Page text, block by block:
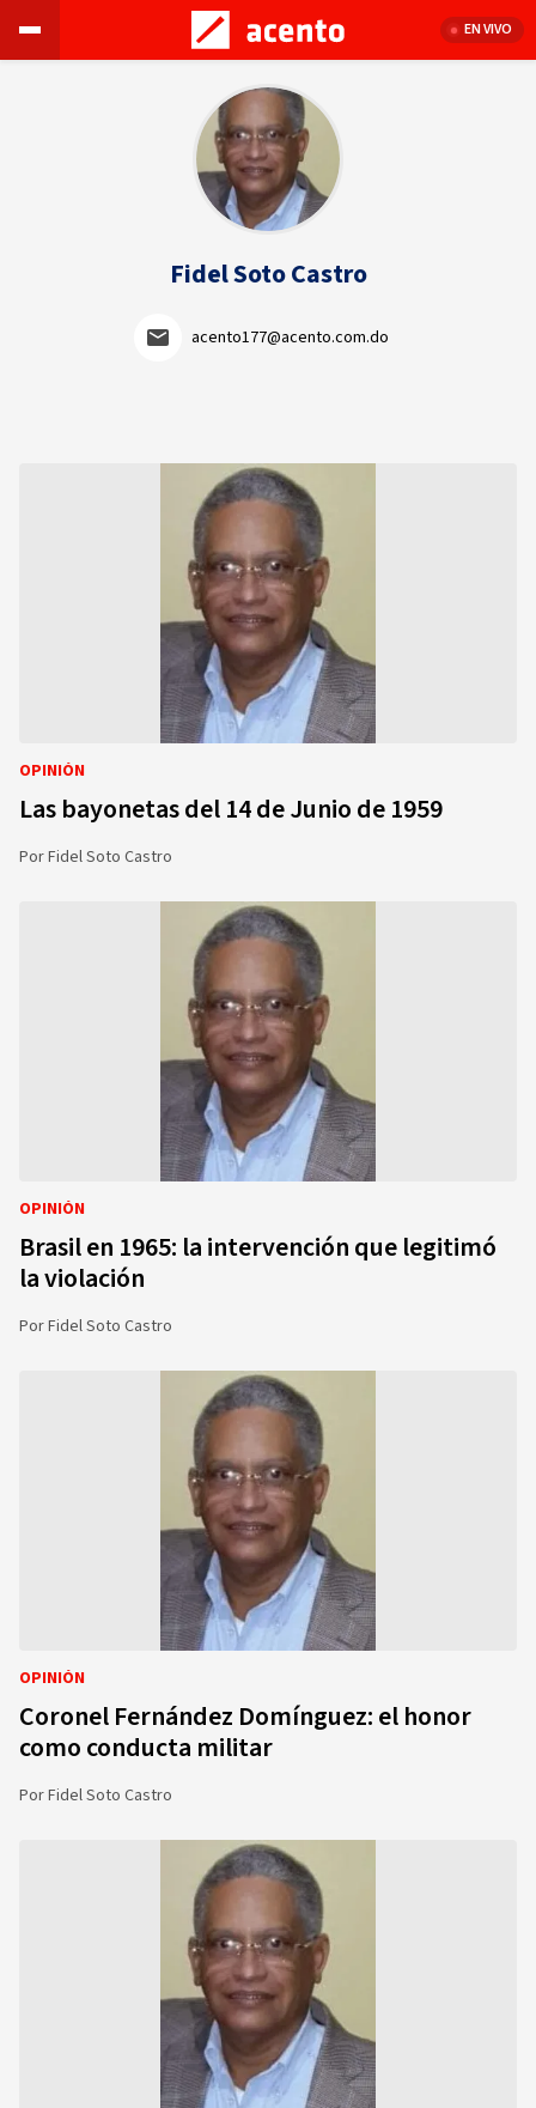
EN VIVO
Fidel Soto Castro
acento177@acento.com.do
OPINIÓN
Las bayonetas del 14 de Junio de 1959
PorFidel Soto Castro
OPINIÓN
Brasil en 1965: la intervención que legitimó
la violación
PorFidel Soto Castro
OPINIÓN
Coronel Fernández Domínguez: el honor
como conducta militar
PorFidel Soto Castro